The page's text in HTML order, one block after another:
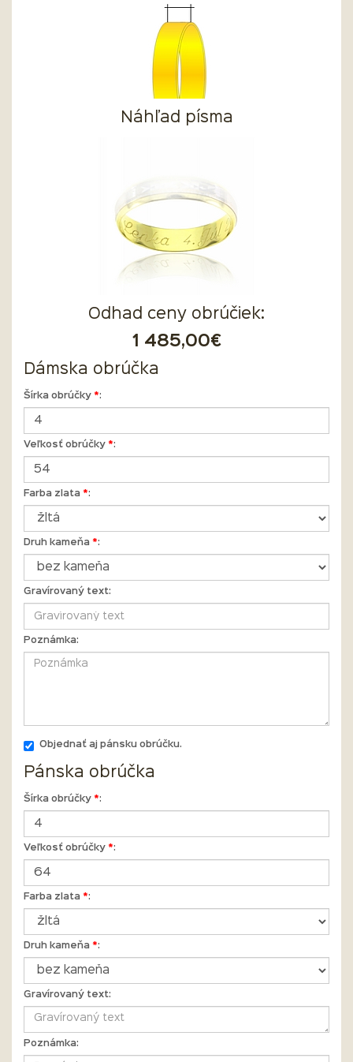
Náhľad písma
Odhad ceny obrúčiek:
1 485,00€
Dámska obrúčka
Šírka obrúčky *:
Veľkosť obrúčky *:
Farba zlata *:
Druh kameňa *:
Gravírovaný text:
Poznámka:
Objednať aj pánsku obrúčku.
Pánska obrúčka
Šírka obrúčky *:
Veľkosť obrúčky *:
Farba zlata *:
Druh kameňa *:
Gravírovaný text:
Poznámka: